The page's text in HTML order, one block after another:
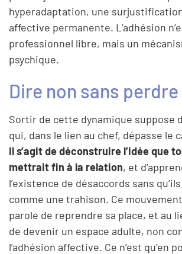
hyperadaptation, une
affective permanente. L’adhésion
professionnel libre, mais un
psychique.
Dire non sans
Sortir de cette dynamique suppose
qui, dans le lien au chef, dépasse le
Il s’agit de déconstruire l’idée que
mettrait fin à la relation, et
l’existence de désaccords sans
comme une trahison. Ce
parole de reprendre sa place, et au
de devenir un espace adulte, non
l’adhésion affective. Ce n’est qu’en